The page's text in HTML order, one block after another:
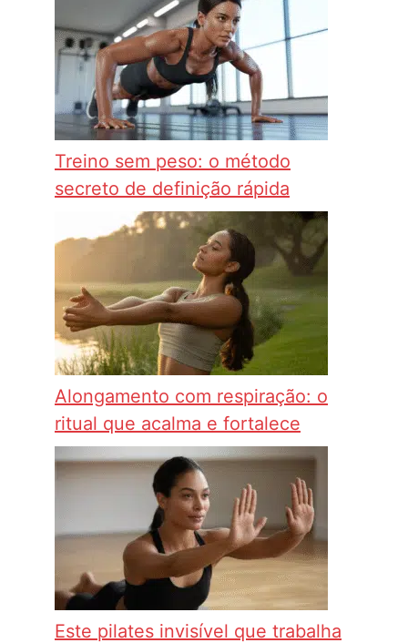
Treino sem peso: o método
secreto de definição rápida
Alongamento com respiração: o
ritual que acalma e fortalece
Este pilates invisível que trabalha